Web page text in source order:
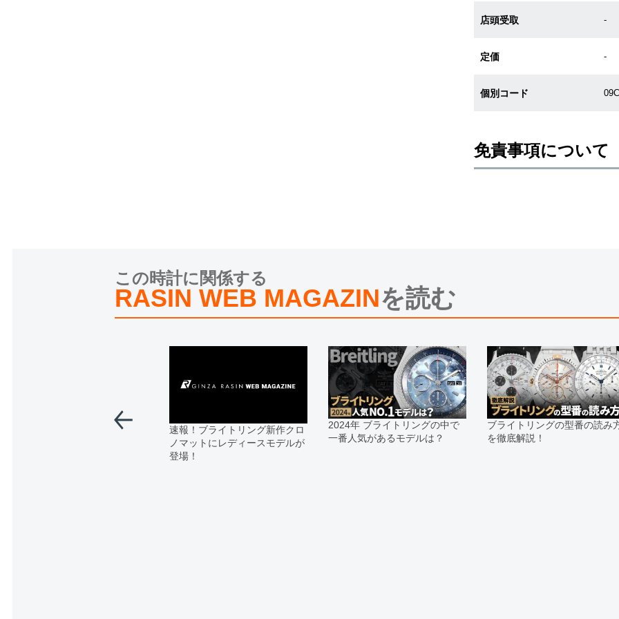
店頭受取 -
定価 -
個別コード
免責事項について
※当店では店頭販売も行っており
また、ご来店にてご購入を希望さ
お問い合わせいただけますようお願
※アンティーク品やユーズド品の
合がございます。
※表示の定価は、入荷時の価格とな
現在の定価と異なる場合がござい
この時計に関係する
RASIN WEB MAGAZINを読む
速報！ブライトリング新作クロ
ノマットにレディースモデルが
登場！
2024年 ブライトリングの中で
一番人気があるモデルは？
ブライトリングの型番の読み
を徹底解説！